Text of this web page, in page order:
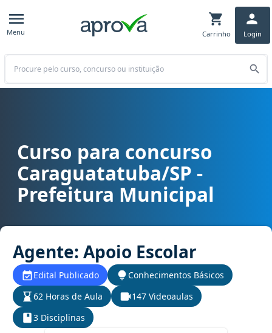
Menu Carrinho Login
Buscar
Curso para concurso Caraguatatuba/SP - Prefeitura Municipal
Curso para concurso
Caraguatatuba/SP -
Prefeitura Municipal
Agente: Apoio Escolar
Edital Publicado
Conhecimentos Básicos
62 Horas de Aula
147 Videoaulas
3 Disciplinas